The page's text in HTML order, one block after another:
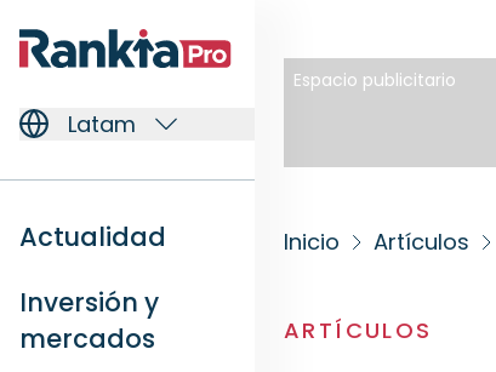
Latam
Actualidad
Inversión y
mercados
Espacio publicitario
Inicio Artículos
ARTÍCULOS